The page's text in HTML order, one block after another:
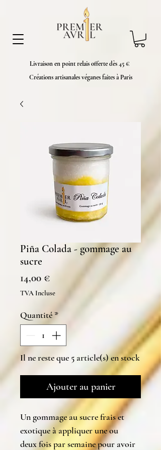
Livraison en point relais offerte dès 45 €
Créations artisanales véganes faites à Paris
Piña Colada - gommage au
sucre
14,00 €Prix
TVA Incluse
Quantité *
Il ne reste que 5 article(s) en stock
Ajouter au panier
Un gommage au sucre frais et
exotique à appliquer une ou
deux fois par semaine pour avoir